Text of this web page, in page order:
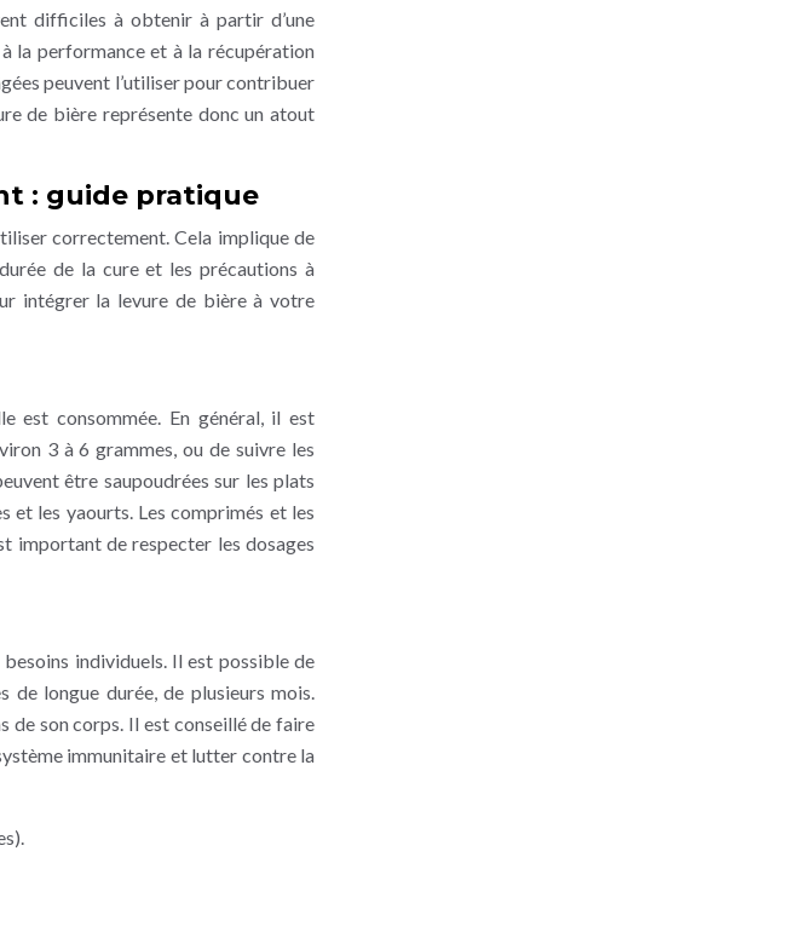
difficiles à obtenir à partir d’une
la performance et à la récupération
peuvent l’utiliser pour contribuer
de bière représente donc un atout
: guide pratique
correctement. Cela implique de
de la cure et les précautions à
intégrer la levure de bière à votre
est consommée. En général, il est
3 à 6 grammes, ou de suivre les
être saupoudrées sur les plats
et les yaourts. Les comprimés et les
important de respecter les dosages
individuels. Il est possible de
de longue durée, de plusieurs mois.
de son corps. Il est conseillé de faire
immunitaire et lutter contre la